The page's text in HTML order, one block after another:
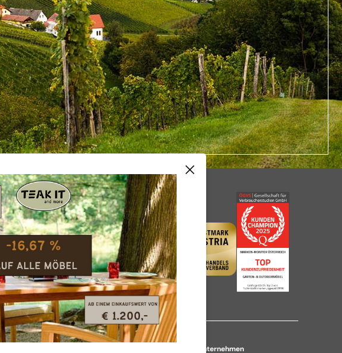
Über das Unternehmen